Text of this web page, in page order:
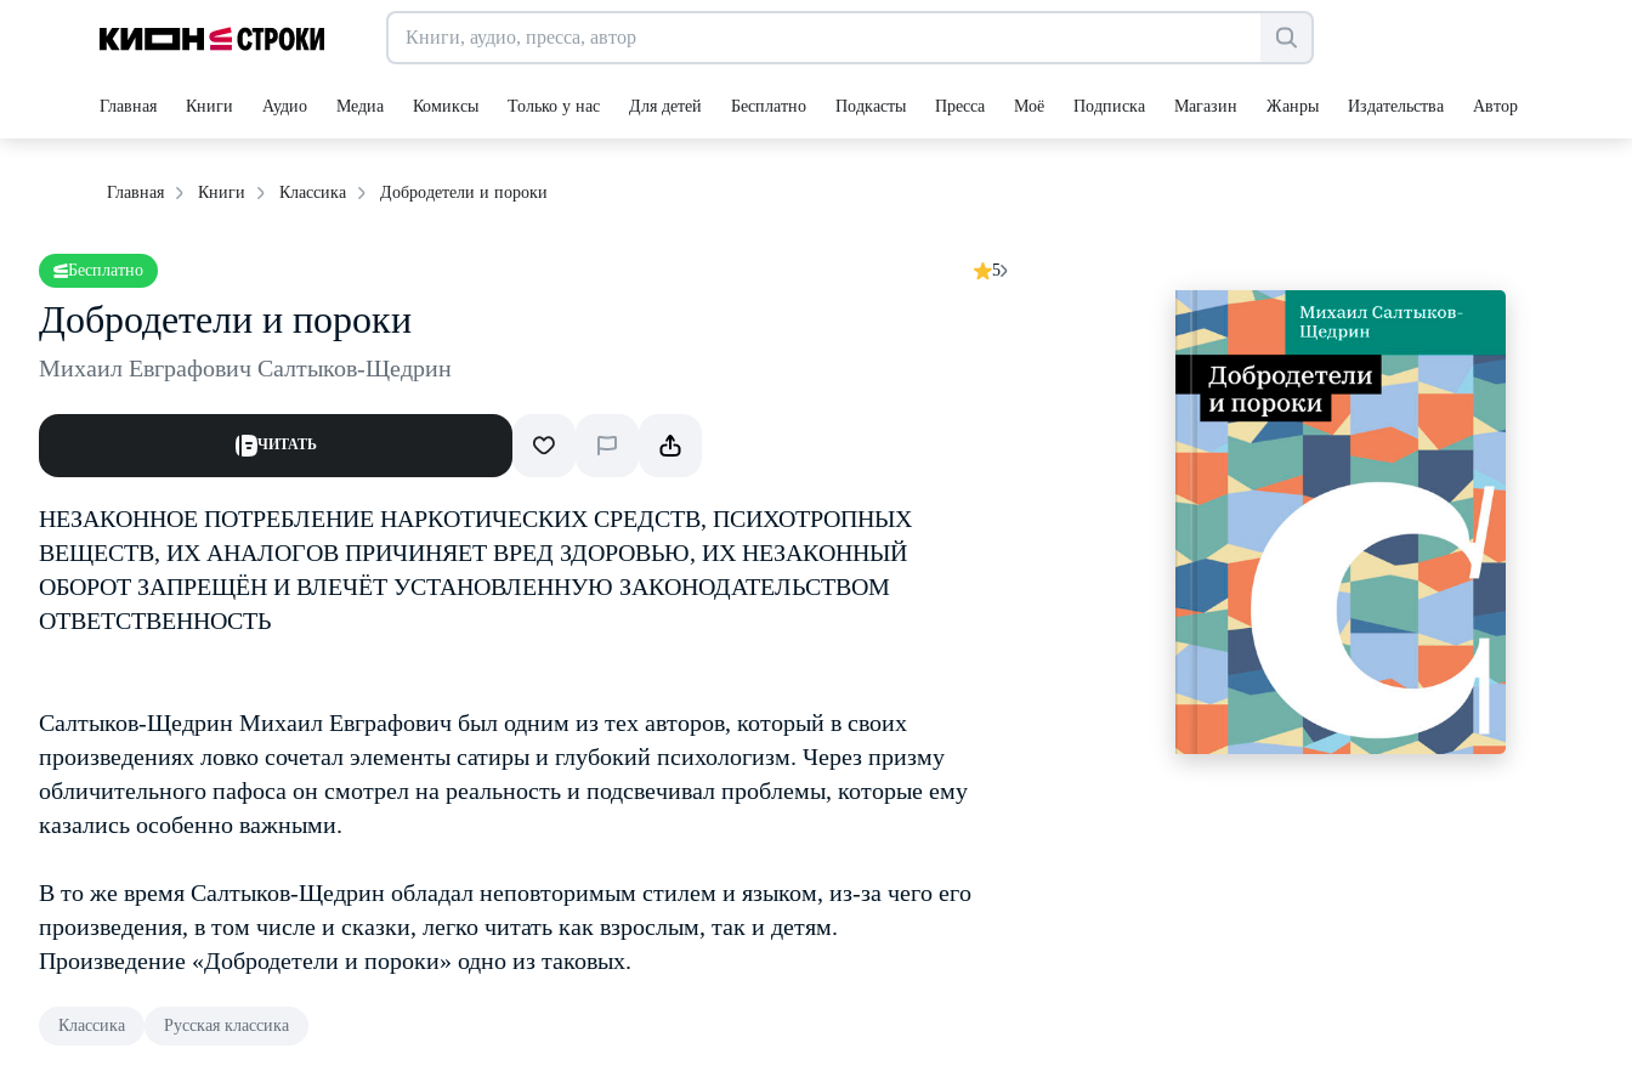
Главная Книги Аудио Медиа Комиксы Только у нас Для детей Бесплатно Подкасты Пресса Моё Подписка Магазин Жанры Издательства Авторы
Главная Книги Классика Добродетели и пороки
Бесплатно 5
Добродетели и пороки
Михаил Евграфович Салтыков-Щедрин
ЧИТАТЬ
НЕЗАКОННОЕ ПОТРЕБЛЕНИЕ НАРКОТИЧЕСКИХ СРЕДСТВ, ПСИХОТРОПНЫХ
ВЕЩЕСТВ, ИХ АНАЛОГОВ ПРИЧИНЯЕТ ВРЕД ЗДОРОВЬЮ, ИХ НЕЗАКОННЫЙ
ОБОРОТ ЗАПРЕЩЁН И ВЛЕЧЁТ УСТАНОВЛЕННУЮ ЗАКОНОДАТЕЛЬСТВОМ
ОТВЕТСТВЕННОСТЬ
Салтыков-Щедрин Михаил Евграфович был одним из тех авторов, который в своих
произведениях ловко сочетал элементы сатиры и глубокий психологизм. Через призму
обличительного пафоса он смотрел на реальность и подсвечивал проблемы, которые ему
казались особенно важными.
В то же время Салтыков-Щедрин обладал неповторимым стилем и языком, из-за чего его
произведения, в том числе и сказки, легко читать как взрослым, так и детям.
Произведение «Добродетели и пороки» одно из таковых.
Классика Русская классика